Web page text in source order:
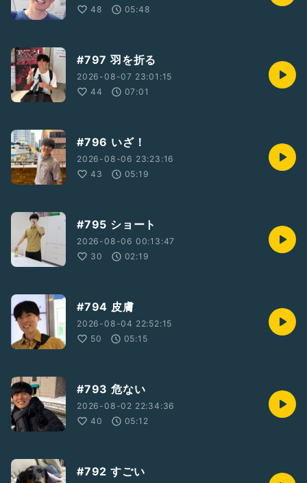
48
05:48
#797 羽を折る
2026-08-07 23:01:15
44
07:01
#796 いざ！
2026-08-06 23:23:16
43
05:19
#795 ショート
2026-08-06 00:13:47
30
02:19
#794 皮膚
2026-08-04 22:52:15
50
05:15
#793 危ない
2026-08-02 22:34:36
40
05:12
#792 すごい